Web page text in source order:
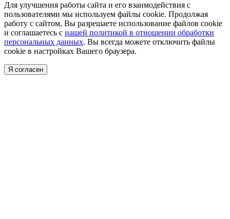
Для улучшения работы сайта и его взаимодействия с
пользователями мы используем файлы cookie. Продолжая
работу с сайтом, Вы разрешаете использование файлов cookie
и соглашаетесь с нашей политикой в отношении обработки
персональных данных. Вы всегда можете отключить файлы
cookie в настройках Вашего браузера.
Я согласен